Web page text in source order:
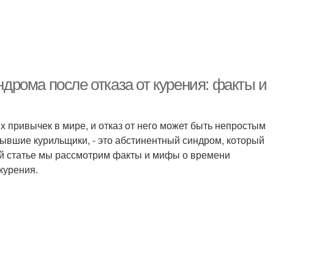
после отказа от курения: факты и
в мире, и отказ от него может быть непростым
курильщики, - это абстинентный синдром, который
статье мы рассмотрим факты и мифы о времени